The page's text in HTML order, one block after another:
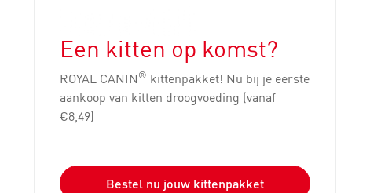
Een kitten op komst?
ROYAL CANIN® kittenpakket! Nu bij je eerste
aankoop van kitten droogvoeding (vanaf
€8,49)
Bestel nu jouw kittenpakket